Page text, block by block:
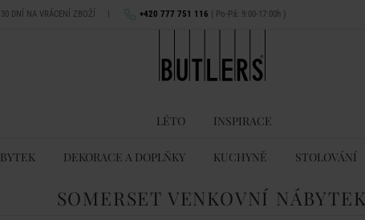
30 DNÍ NA VRÁCENÍ ZBOŽÍ | +420 777 751 116 ( Po-Pá: 9:00-17:00h )
LÉTO INSPIRACE
DEKORACE A DOPLŇKY KUCHYNĚ STOLOVÁNÍ
SOMERSET VENKOVNÍ NÁBYTEK